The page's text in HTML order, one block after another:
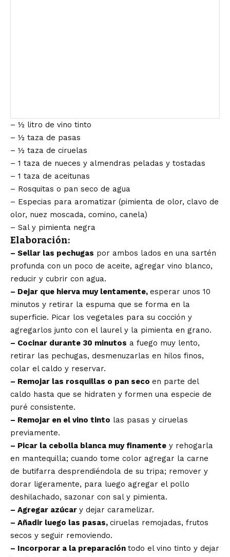
– ½ litro de vino tinto
– ½ taza de pasas
– ½ taza de ciruelas
– 1 taza de nueces y almendras peladas y tostadas
– 1 taza de aceitunas
– Rosquitas o pan seco de agua
– Especias para aromatizar (pimienta de olor, clavo de
olor, nuez moscada, comino, canela)
– Sal y pimienta negra
Elaboración:
– Sellar las pechugas por ambos lados en una sartén
profunda con un poco de aceite, agregar vino blanco,
reducir y cubrir con agua.
– Dejar que hierva muy lentamente, esperar unos 10
minutos y retirar la espuma que se forma en la
superficie. Picar los vegetales para su cocción y
agregarlos junto con el laurel y la pimienta en grano.
– Cocinar durante 30 minutos a fuego muy lento,
retirar las pechugas, desmenuzarlas en hilos finos,
colar el caldo y reservar.
– Remojar las rosquillas o pan seco en parte del
caldo hasta que se hidraten y formen una especie de
puré consistente.
– Remojar en el vino tinto las pasas y ciruelas
previamente.
– Picar la cebolla blanca muy finamente y rehogarla
en mantequilla; cuando tome color agregar la carne
de butifarra desprendiéndola de su tripa; remover y
dorar ligeramente, para luego agregar el pollo
deshilachado, sazonar con sal y pimienta.
– Agregar azúcar y dejar caramelizar.
– Añadir luego las pasas, ciruelas remojadas, frutos
secos y seguir removiendo.
– Incorporar a la preparación todo el vino tinto y dejar